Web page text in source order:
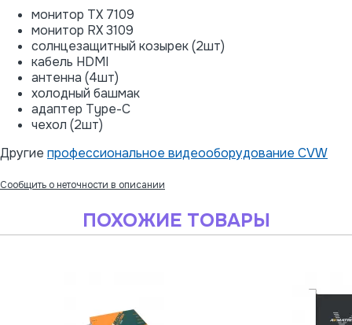
монитор TX 7109
монитор RX 3109
солнцезащитный козырек (2шт)
кабель HDMI
антенна (4шт)
холодный башмак
адаптер Type-C
чехол (2шт)
Другие профессиональное видеооборудование CVW
Сообщить о неточности в описании
ПОХОЖИЕ ТОВАРЫ